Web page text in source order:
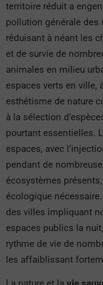
territoire réduit a
pollution générale des
réduisant à néant les
et de survie de
animales en milieu
espaces verts en ville,
esthétisme de nature
à la sélection
pourtant essentielles.
espaces, avec
pendant de
écosystèmes
écologique
des villes impliquant
espaces publics la
rythme de vie de
les affaiblissant